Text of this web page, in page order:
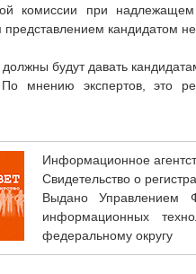
комиссии при
кандидатом
будут давать
мнению экспертов, это
Информационное
Свидетельство о
Выдано Управлением
информационных
федеральному округу